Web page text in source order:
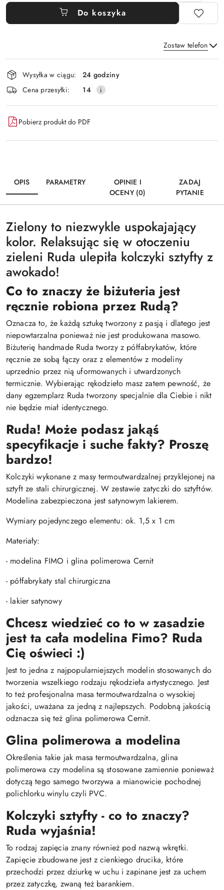
Do koszyka
Zostaw telefon
Wyślij
Dostępność
i
dostawa
Wysyłka w ciągu:
24 godziny
Cena przesyłki:
14
Pobierz produkt do PDF
OPIS PARAMETRY
OPINIE I
OCENY (0)
ZADAJ
PYTANIE
Zielony to niezwykle uspokajający
kolor. Relaksując się w otoczeniu
zieleni Ruda ulepiła kolczyki sztyfty z
awokado!
Co to znaczy że biżuteria jest
ręcznie robiona przez Rudą?
Oznacza to, że każdą sztukę tworzony z pasją i dlatego jest
niepowtarzalna ponieważ nie jest produkowana masowo.
Biżuterię handmade Ruda tworzy z półfabrykatów, które
ręcznie ze sobą łączy oraz z elementów z modeliny
uprzednio przez nią uformowanych i utwardzonych
termicznie. Wybierając rękodzieło masz zatem pewność, że
dany egzemplarz Ruda tworzony specjalnie dla Ciebie i nikt
nie będzie miał identycznego.
Ruda! Może podasz jakąś
specyfikacje i suche fakty? Proszę
bardzo!
Kolczyki wykonane z masy termoutwardzalnej przyklejonej na
sztyft ze stali chirurgicznej. W zestawie zatyczki do sztyftów.
Modelina zabezpieczona jest satynowym lakierem.
Wymiary pojedynczego elementu: ok. 1,5 x 1 cm
Materiały:
- modelina FIMO i glina polimerowa Cernit
- półfabrykaty stal chirurgiczna
- lakier satynowy
Chcesz wiedzieć co to w zasadzie
jest ta cała modelina Fimo? Ruda
Cię oświeci :)
Jest to jedna z najpopularniejszych modelin stosowanych do
tworzenia wszelkiego rodzaju rękodzieła artystycznego. Jest
to też profesjonalna masa termoutwardzalna o wysokiej
jakości, uważana za jedną z najlepszych. Podobną jakością
odznacza się też glina polimerowa Cernit.
Glina polimerowa a modelina
Określenia takie jak masa termoutwardzalna, glina
polimerowa czy modelina są stosowane zamiennie ponieważ
dotyczą tego samego tworzywa a mianowicie pochodnej
polichlorku winylu czyli PVC.
Kolczyki sztyfty - co to znaczy?
Ruda wyjaśnia!
To rodzaj zapięcia znany również pod nazwą wkrętki.
Zapięcie zbudowane jest z cienkiego drucika, które
przechodzi przez dziurkę w uchu i zapinane jest za uchem
przez zatyczkę, zwaną też barankiem.